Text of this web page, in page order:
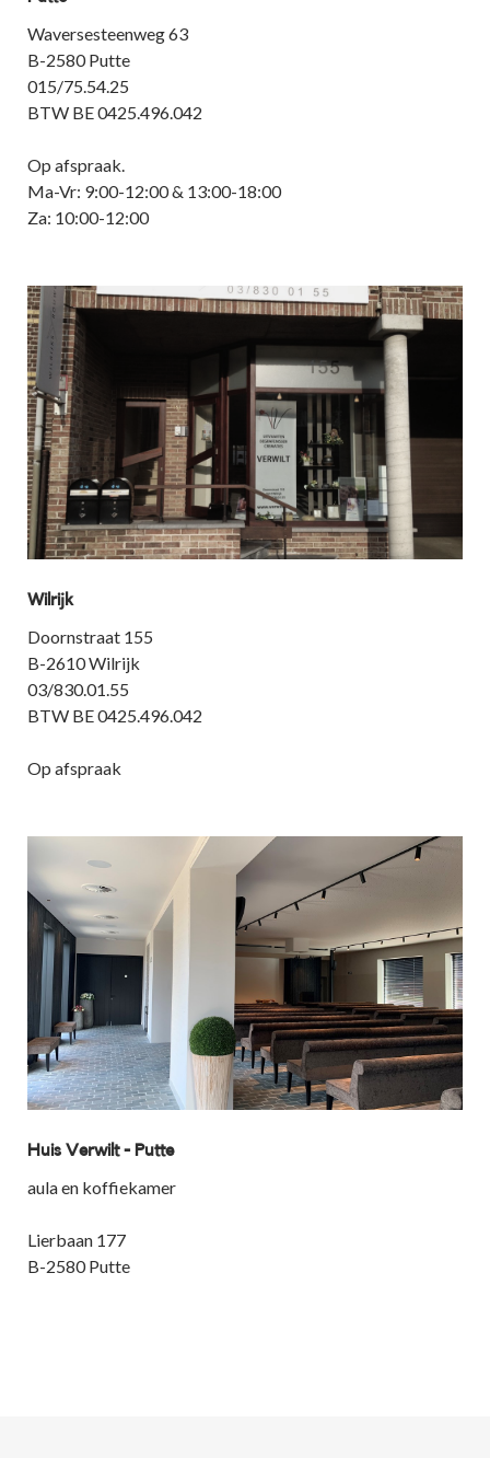
Waversesteenweg 63
B-2580 Putte
015/75.54.25
BTW BE 0425.496.042
Op afspraak.
Ma-Vr: 9:00-12:00 & 13:00-18:00
Za: 10:00-12:00
Wilrijk
Doornstraat 155
B-2610 Wilrijk
03/830.01.55
BTW BE 0425.496.042
Op afspraak
Huis Verwilt - Putte
aula en koffiekamer
Lierbaan 177
B-2580 Putte